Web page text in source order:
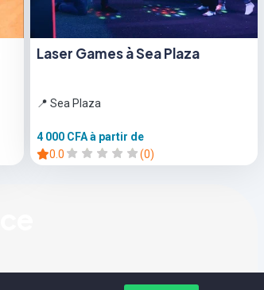
Laser Games à Sea Plaza
📍 Sea Plaza
4 000 CFAà partir de
0.0
(0)